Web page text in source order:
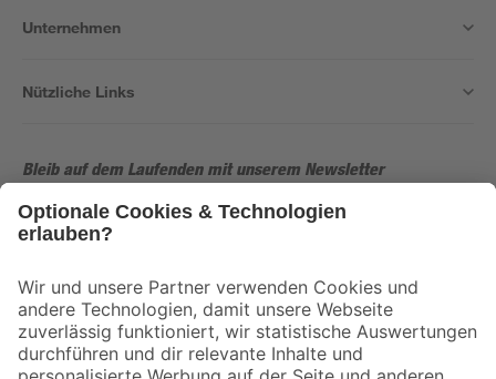
Unternehmen
Nützliche Links
Bleib auf dem Laufenden mit unserem Newsletter
Der toom Newsletter: Keine Angebote und Aktionen mehr verpassen!
Folge uns